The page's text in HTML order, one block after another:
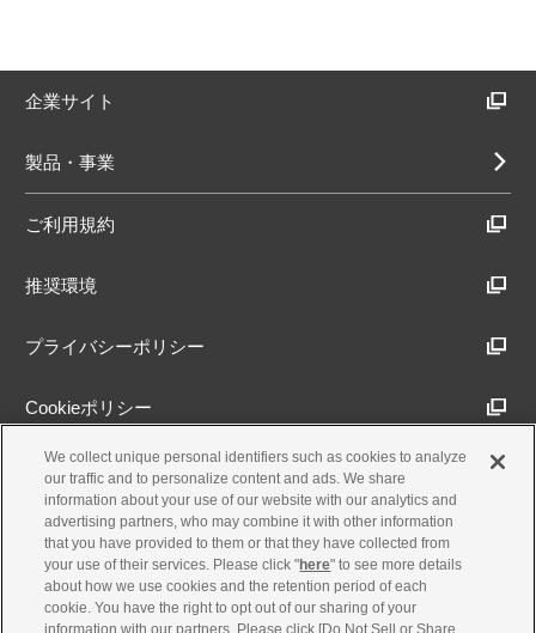
企業サイト
製品・事業
ご利用規約
推奨環境
プライバシーポリシー
Cookieポリシー
アクセシビリティ方針
古物営業法に基づく表示
製品・事業のお問合せ
We collect unique personal identifiers such as cookies to analyze
our traffic and to personalize content and ads. We share
information about your use of our website with our analytics and
advertising partners, who may combine it with other information
that you have provided to them or that they have collected from
your use of their services. Please click "here" to see more details
about how we use cookies and the retention period of each
cookie. You have the right to opt out of our sharing of your
information with our partners. Please click [Do Not Sell or Share